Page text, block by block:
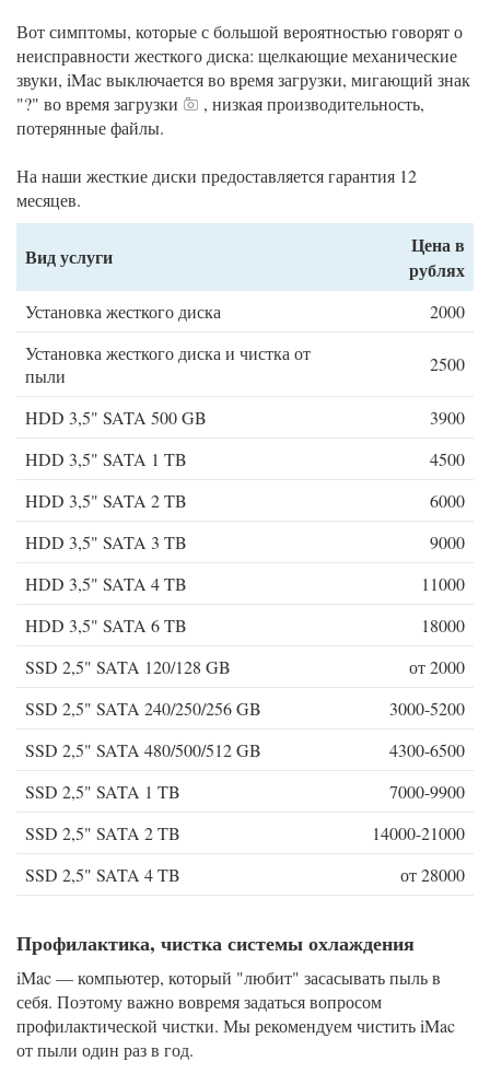
Вот симптомы, которые с большой вероятностью говорят о
неисправности жесткого диска: щелкающие механические
звуки, iMac выключается во время загрузки, мигающий знак
"?" во время загрузки
, низкая производительность,
потерянные файлы.
На наши жесткие диски предоставляется гарантия 12
месяцев.
Вид услуги
Цена в
рублях
Установка жесткого диска
2000
Установка жесткого диска и чистка от
пыли
2500
HDD 3,5" SATA 500 GB
3900
HDD 3,5" SATA 1 TB
4500
HDD 3,5" SATA 2 TB
6000
HDD 3,5" SATA 3 TB
9000
HDD 3,5" SATA 4 TB
11000
HDD 3,5" SATA 6 TB
18000
SSD 2,5" SATA 120/128 GB
от 2000
SSD 2,5" SATA 240/250/256 GB
3000-5200
SSD 2,5" SATA 480/500/512 GB
4300-6500
SSD 2,5" SATA 1 TB
7000-9900
SSD 2,5" SATA 2 TB
14000-21000
SSD 2,5" SATA 4 TB
от 28000
Профилактика, чистка системы охлаждения
iMac — компьютер, который "любит" засасывать пыль в
себя. Поэтому важно вовремя задаться вопросом
профилактической чистки. Мы рекомендуем чистить iMac
от пыли один раз в год.